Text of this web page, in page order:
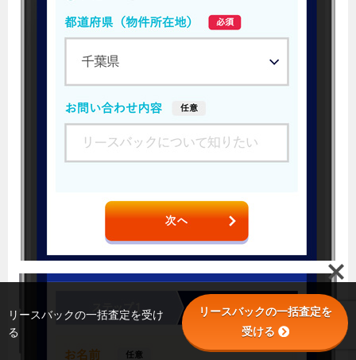
リースバックの一括査定を受け
る
リースバックの一括査定を
受ける